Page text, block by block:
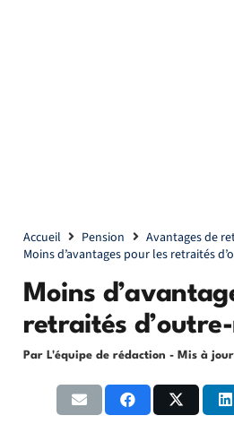
Accueil Pension
Avantages de
Moins d’avantages pour les retraités
Moins
retraités
Par L'équipe de rédaction - Mis à